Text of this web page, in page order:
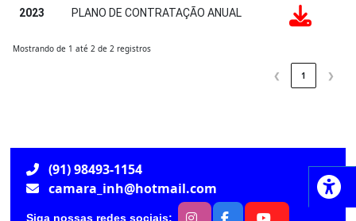
2023 PLANO DE CONTRATAÇÃO ANUAL
Mostrando de 1 até 2 de 2 registros
❮ 1 ❯
(91) 98493-1154
camara_inh@hotmail.com
Siga nossas redes sociais: